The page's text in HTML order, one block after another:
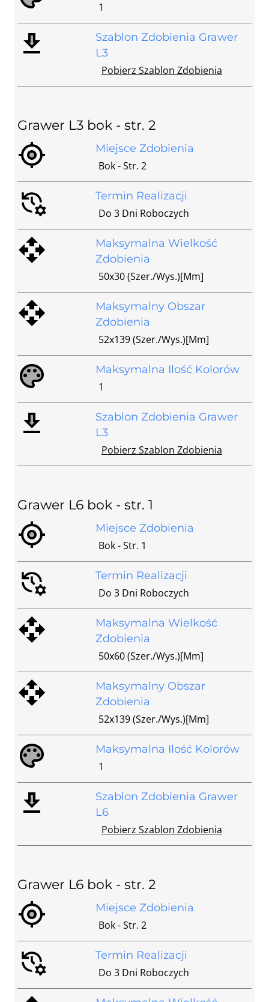
1
Szablon Zdobienia Grawer
L3
Pobierz Szablon Zdobienia
Grawer L3 bok - str. 2
Miejsce Zdobienia
Bok - Str. 2
Termin Realizacji
Do 3 Dni Roboczych
Maksymalna Wielkość
Zdobienia
50x30 (szer./wys.)[mm]
Maksymalny Obszar
Zdobienia
52x139 (szer./wys.)[mm]
Maksymalna Ilość Kolorów
1
Szablon Zdobienia Grawer
L3
Pobierz Szablon Zdobienia
Grawer L6 bok - str. 1
Miejsce Zdobienia
Bok - Str. 1
Termin Realizacji
Do 3 Dni Roboczych
Maksymalna Wielkość
Zdobienia
50x60 (szer./wys.)[mm]
Maksymalny Obszar
Zdobienia
52x139 (szer./wys.)[mm]
Maksymalna Ilość Kolorów
1
Szablon Zdobienia Grawer
L6
Pobierz Szablon Zdobienia
Grawer L6 bok - str. 2
Miejsce Zdobienia
Bok - Str. 2
Termin Realizacji
Do 3 Dni Roboczych